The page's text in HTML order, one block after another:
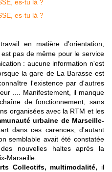
en matière d'orientation,
pas de même pour le service
: aucune information n'est
la gare de La Barasse est
l'existence par d'autres
.... Manifestement, il manque
chaîne de fonctionnement, sans
s organisées avec la RTM et les
urbaine de Marseille-
dans ces carences, d'autant
semblable avait été constatée
nouvelles haltes après la
Marseille.
Collectifs, multimodalité, il